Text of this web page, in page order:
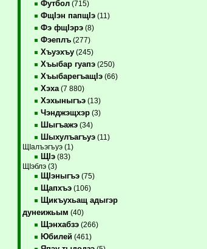
Футбол(715)
ФщIэн папщIэ(11)
Фэ фщIэрэ(8)
Фэеплъ(277)
Хъуэхъу(245)
Хъыбар гуапэ(250)
ХъыбарегъащIэ(66)
Хэха(7 880)
Хэхыныгъэ(13)
Чэнджэщхэр(3)
Шыгъажэ(34)
Шыхулъагъуэ(11)
ЩIалъэгъуэ (1)
ЩIэ(83)
ЩIэблэ (3)
ЩIэныгъэ(75)
Щапхъэ(106)
Щикъухьащ адыгэр
дунеижьым (40)
Щэнхабзэ(266)
Юбилей(461)